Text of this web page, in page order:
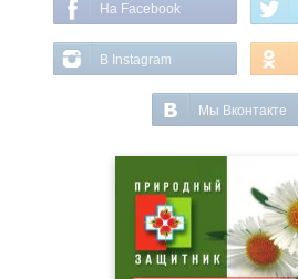
На Facebook
В Instagram
Мы Вконтакте